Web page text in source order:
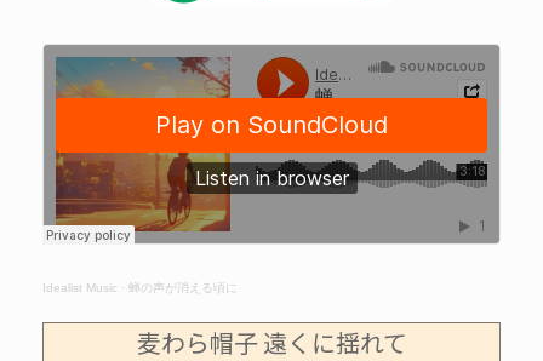
Idealist Music · 蝉の声が消える頃に
麦わら帽子 遠くに揺れて